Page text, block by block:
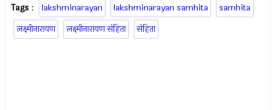
Tags : lakshminarayan lakshminarayan samhita
samhita
लक्ष्मीनारायण
लक्ष्मीनारायण संहिता संहिता